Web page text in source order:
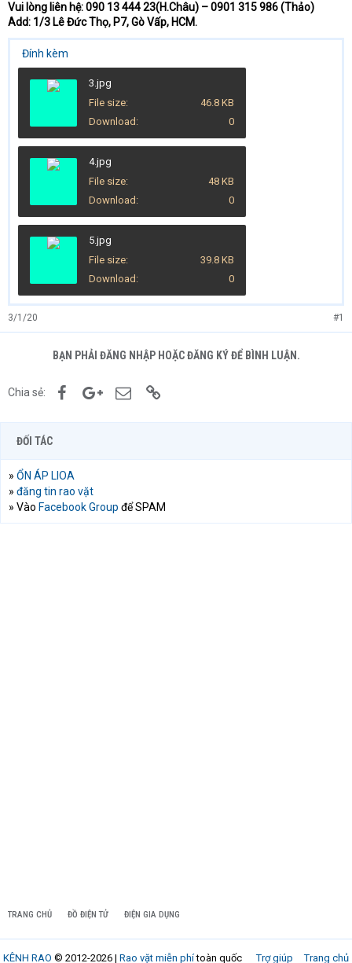
Vui lòng liên hệ: 090 13 444 23(H.Châu) – 0901 315 986 (Thảo)
Add: 1/3 Lê Đức Thọ, P7, Gò Vấp, HCM.
Đính kèm
3.jpg
File size
46.8 KB
Download
0
4.jpg
File size
48 KB
Download
0
5.jpg
File size
39.8 KB
Download
0
3/1/20 #1
BẠN PHẢI ĐĂNG NHẬP HOẶC ĐĂNG KÝ ĐỂ BÌNH LUẬN.
Chia sẻ: FacebookGoogle+Email
ĐỐI TÁC
» ỔN ÁP LIOA
» đăng tin rao vặt
» Vào Facebook Group để SPAM
TRANG CHỦ ĐỒ ĐIỆN TỬ ĐIỆN GIA DỤNG
Trợ giúp Trang chủ
KÊNH RAO © 2012-2026 | Rao vặt miễn phítoàn quốc